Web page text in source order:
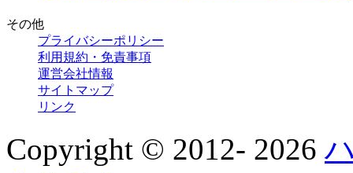
その他
プライバシーポリシー
利用規約・免責事項
運営会社情報
サイトマップ
リンク
Copyright © 2012- 2026